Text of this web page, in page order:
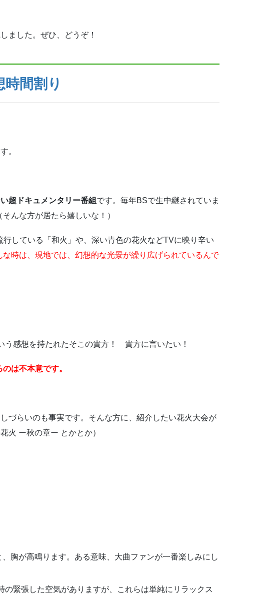
ました。ぜひ、どうぞ！
間割り
。
超ドキュメンタリー番組 です。毎年BSで生中継されていま
んな方が居たら嬉しいな！）
している「和火」や、深い青色の花火などTVに映り辛い
な時は、現地では、幻想的な光景が繰り広げられているんで
う感想を持たれたそこの貴方！ 貴方に言いたい！
は不本意です。
づらいのも事実です。そんな方に、紹介したい花火大会が
火 ー秋の章ー とかとか）
胸が高鳴ります。ある意味、大曲ファンが一番楽しみにし
張した空気がありますが、これらは単純にリラックス